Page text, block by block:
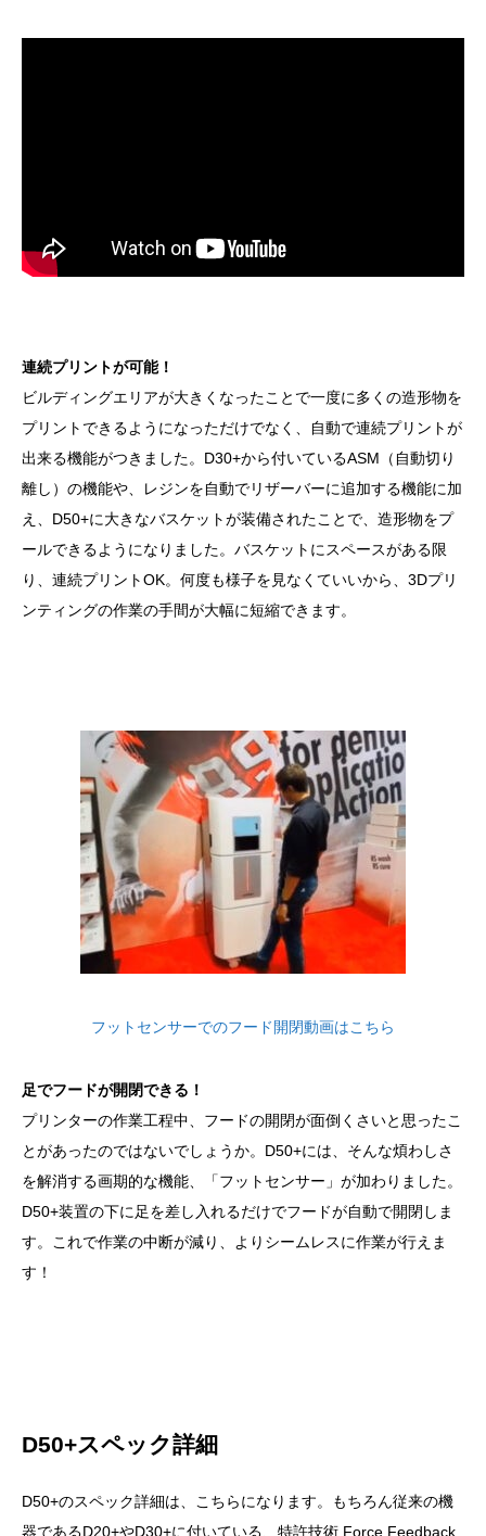
連続プリントが可能！
ビルディングエリアが大きくなったことで一度に多くの造形物を
プリントできるようになっただけでなく、自動で連続プリントが
出来る機能がつきました。D30+から付いているASM（自動切り
離し）の機能や、レジンを自動でリザーバーに追加する機能に加
え、D50+に大きなバスケットが装備されたことで、造形物をプ
ールできるようになりました。バスケットにスペースがある限
り、連続プリントOK。何度も様子を見なくていいから、3Dプリ
ンティングの作業の手間が大幅に短縮できます。
フットセンサーでのフード開閉動画はこちら
足でフードが開閉できる！
プリンターの作業工程中、フードの開閉が面倒くさいと思ったこ
とがあったのではないでしょうか。D50+には、そんな煩わしさ
を解消する画期的な機能、「フットセンサー」が加わりました。
D50+装置の下に足を差し入れるだけでフードが自動で開閉しま
す。これで作業の中断が減り、よりシームレスに作業が行えま
す！
D50+スペック詳細
D50+のスペック詳細は、こちらになります。もちろん従来の機
器であるD20+やD30+に付いている、特許技術 Force Feedback